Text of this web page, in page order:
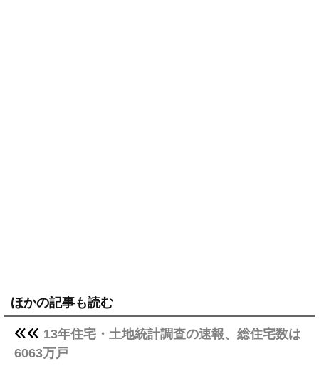
ほかの記事も読む
13年住宅・土地統計調査の速報、総住宅数は
6063万戸